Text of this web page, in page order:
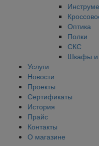
Оптика
Полки
СКС
Шкафы и
Услуги
Новости
Проекты
Сертификаты
История
Прайс
Контакты
О магазине